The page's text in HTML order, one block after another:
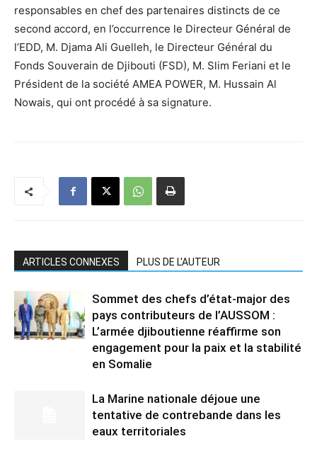
responsables en chef des partenaires distincts de ce
second accord, en l’occurrence le Directeur Général de
l’EDD, M. Djama Ali Guelleh, le Directeur Général du
Fonds Souverain de Djibouti (FSD), M. Slim Feriani et le
Président de la société AMEA POWER, M. Hussain Al
Nowais, qui ont procédé à sa signature.
ARTICLES CONNEXES PLUS DE L'AUTEUR
Sommet des chefs d’état-major des
pays contributeurs de l’AUSSOM :
L’armée djiboutienne réaffirme son
engagement pour la paix et la stabilité
en Somalie
La Marine nationale déjoue une
tentative de contrebande dans les
eaux territoriales